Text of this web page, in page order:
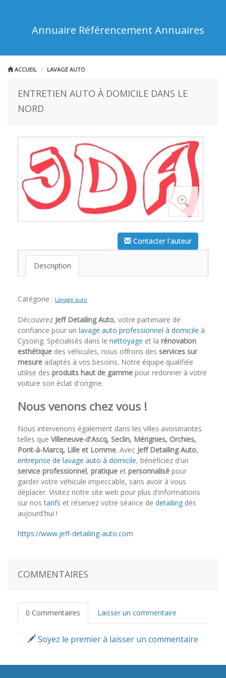
Annuaire Référencement Annuaires
ACCUEIL LAVAGE AUTO
ENTRETIEN AUTO À DOMICILE DANS LE
NORD
Contacter l'auteur
Description
Catégorie : Lavage auto
Découvrez Jeff Detailing Auto, votre partenaire de
confiance pour un lavage auto professionnel à domicile à
Cysoing. Spécialisés dans le nettoyage et la rénovation
esthétique des véhicules, nous offrons des services sur
mesure adaptés à vos besoins. Notre équipe qualifiée
utilise des produits haut de gamme pour redonner à votre
voiture son éclat d'origine.
Nous venons chez vous !
Nous intervenons également dans les villes avoisinantes
telles que Villeneuve-d'Ascq, Seclin, Mérignies, Orchies,
Pont-à-Marcq, Lille et Lomme. Avec Jeff Detailing Auto,
entreprise de lavage auto à domicile, bénéficiez d'un
service professionnel, pratique et personnalisé pour
garder votre véhicule impeccable, sans avoir à vous
déplacer. Visitez notre site web pour plus d'informations
sur nostarifs et réservez votre séance de detailing dès
aujourd'hui !
https://www.jeff-detailing-auto.com
COMMENTAIRES
0 Commentaires Laisser un commentaire
Soyez le premier à laisser un commentaire